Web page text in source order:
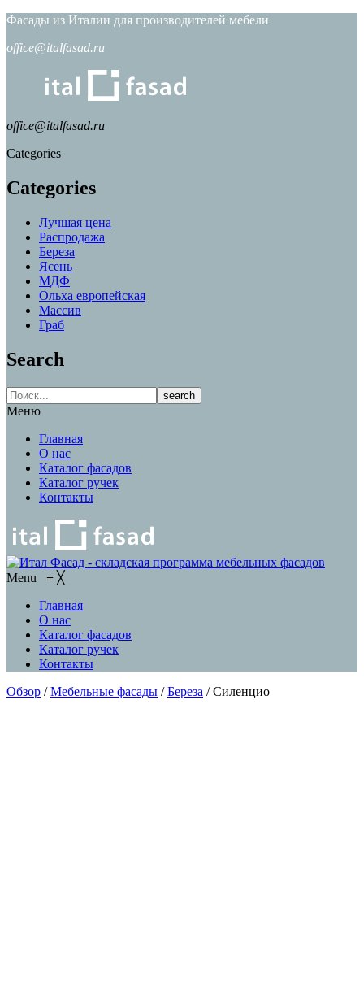
Фасады из Италии для производителей мебели
office@italfasad.ru
office@italfasad.ru
Categories
Categories
Лучшая цена
Распродажа
Береза
Ясень
МДФ
Ольха европейская
Массив
Граб
Search
search
Меню
Главная
О нас
Каталог фасадов
Каталог ручек
Контакты
Menu ≡ ╳
Главная
О нас
Каталог фасадов
Каталог ручек
Контакты
Обзор / Мебельные фасады / Береза /Силенцио